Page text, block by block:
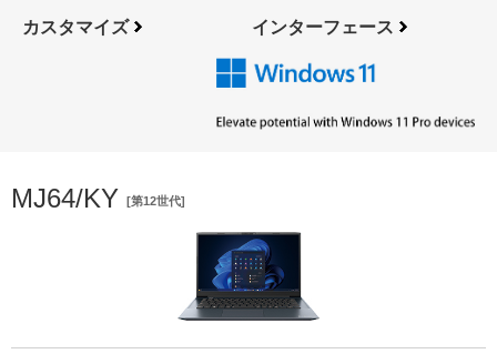
カスタマイズ インターフェース
MJ64/KY [第12世代]